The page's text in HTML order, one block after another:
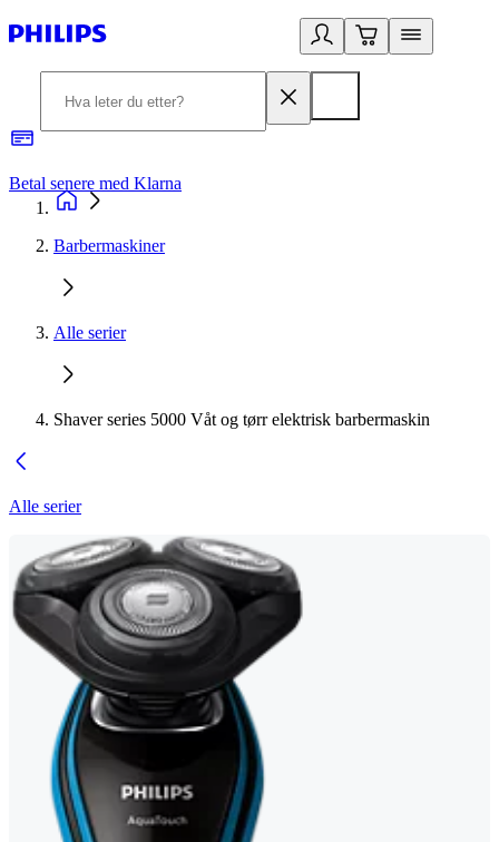
Betal senere med Klarna
Barbermaskiner
Alle serier
Shaver series 5000 Våt og tørr elektrisk barbermaskin
Alle serier